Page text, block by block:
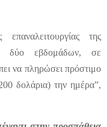
της
δύο εβδομάδων, σε
να πληρώσει πρόστιμο
δολάρια) την ημέρα”,